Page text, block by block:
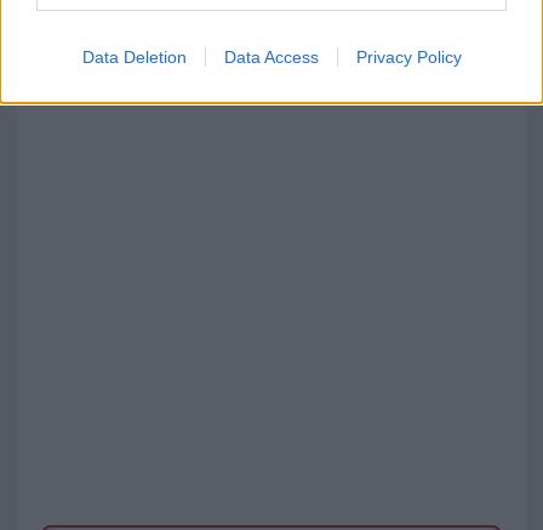
Data Deletion Data Access Privacy Policy